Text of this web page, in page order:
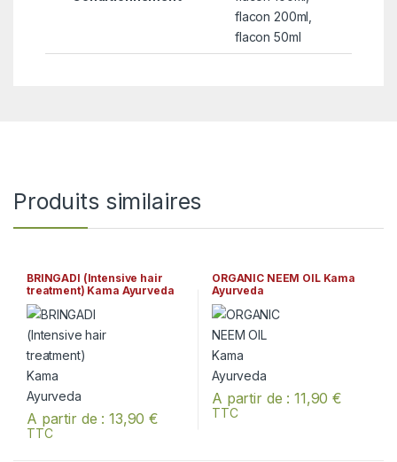
flacon 200ml,
flacon 50ml
Produits similaires
BRINGADI (Intensive hair
treatment) Kama Ayurveda
A partir de :13,90€
TTC
Ce produit a plusieurs variations. Les options peuvent être
ORGANIC NEEM OIL Kama
Ayurveda
A partir de :11,90€
TTC
Ce produit a plusieurs